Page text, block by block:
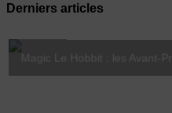
Derniers articles
Magic Le Hobbit : les Avant-